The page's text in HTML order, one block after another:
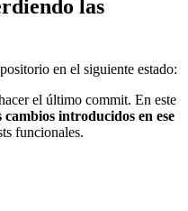
las
en el siguiente estado:
el último commit. En este
cambios introducidos en ese
funcionales.